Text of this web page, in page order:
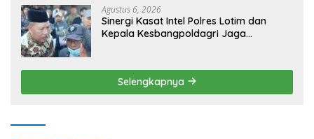
Agustus 6, 2026
Sinergi Kasat Intel Polres Lotim dan
Kepala Kesbangpoldagri Jaga
Selengkapnya